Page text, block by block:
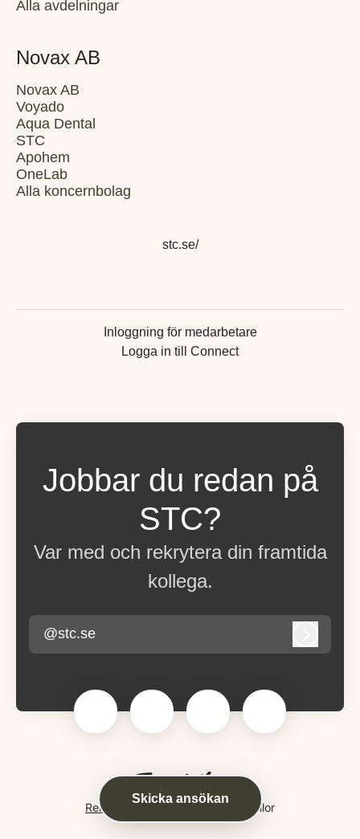
Skicka ansökan
Alla avdelningar
Novax AB
Novax AB
Voyado
Aqua Dental
STC
Apohem
OneLab
Alla koncernbolag
stc.se/
Inloggning för medarbetare
Logga in till Connect
Jobbar du redan på
STC?
Var med och rekrytera din framtida
kollega.
@stc.se
Rekryteringsverktyg från Teamtailor